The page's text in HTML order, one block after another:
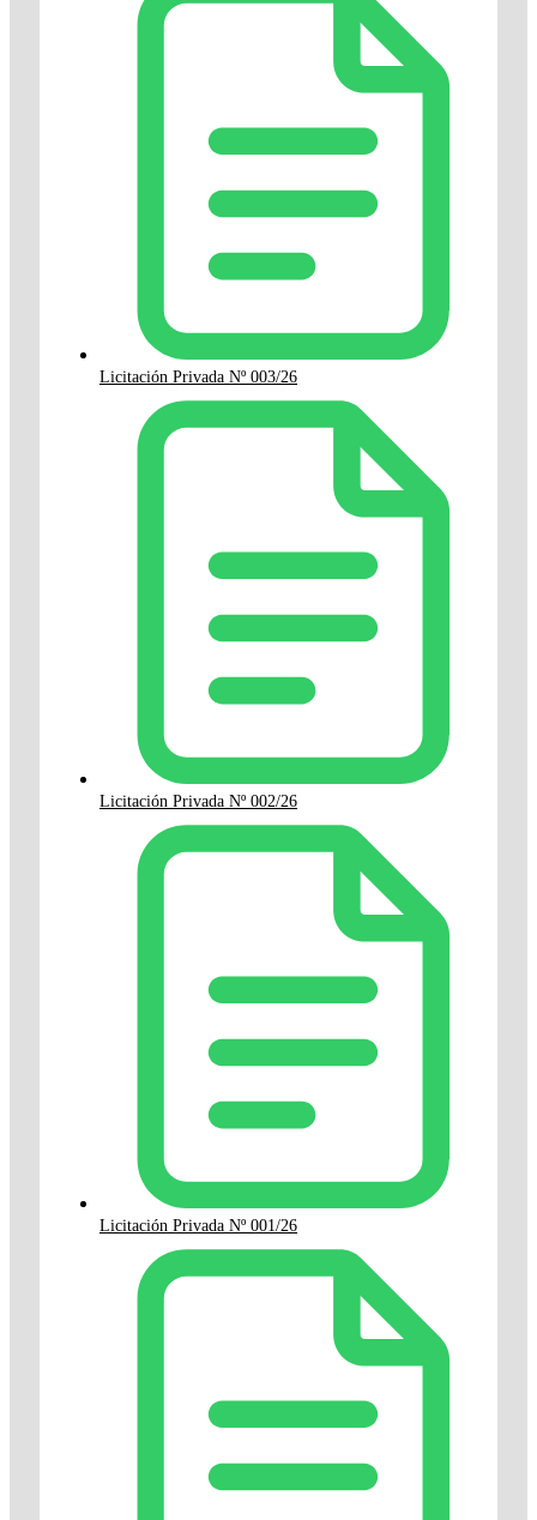
Licitación Privada Nº 003/26
Licitación Privada Nº 002/26
Licitación Privada Nº 001/26